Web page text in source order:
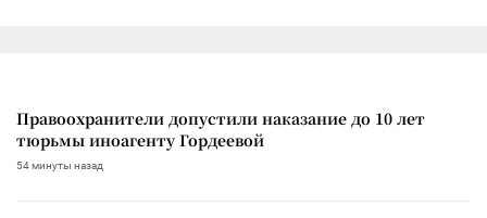
Правоохранители допустили наказание до 10 лет
тюрьмы иноагенту Гордеевой
54 минуты назад